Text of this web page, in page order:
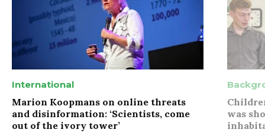
International
Marion Koopmans on online threats
and disinformation: ‘Scientists, come
out of the ivory tower’
was